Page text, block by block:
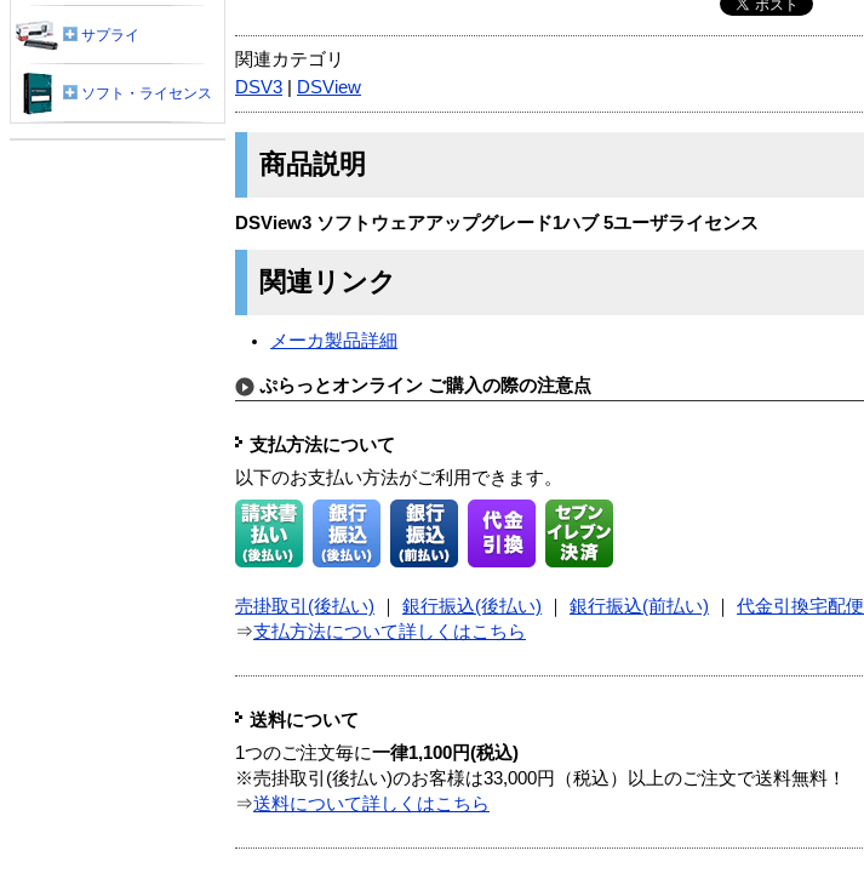
関連カテゴリ
DSV3
DSView
商品説明
DSView3 ソフトウェアアップグレード1ハブ 5ユーザライセンス
関連リンク
メーカ製品詳細
ぷらっとオンライン ご購入の際の注意点
支払方法について
以下のお支払い方法がご利用できます。
売掛取引(後払い) 銀行振込(後払い) 銀行振込(前払い) 代金引換宅配便
⇒支払方法について詳しくはこちら
送料について
1つのご注文毎に一律1,100円(税込)
※売掛取引(後払い)のお客様は33,000円（税込）以上のご注文で送料無料！
⇒送料について詳しくはこちら
サプライ
ソフト・ライセンス